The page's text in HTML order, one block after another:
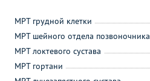
МРТ грудной клетки
МРТ шейного отдела позвоночника
МРТ локтевого сустава
МРТ гортани